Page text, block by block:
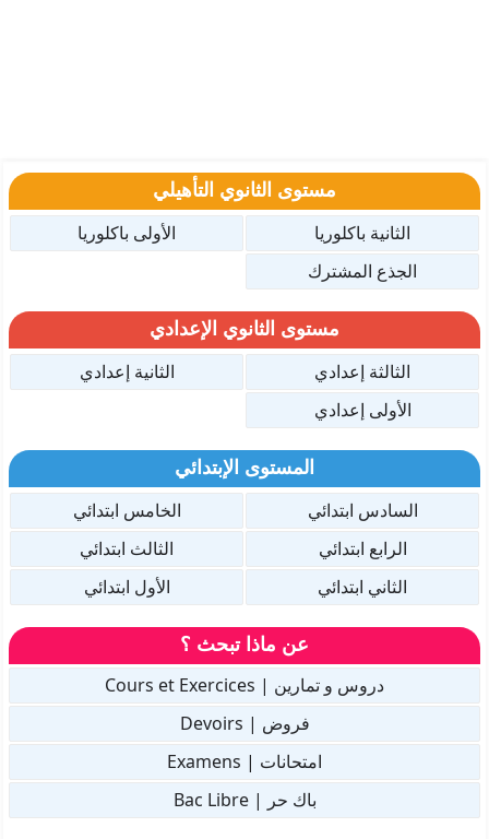
مستوى الثانوي التأهيلي
الثانية باكلوريا
الأولى باكلوريا
الجذع المشترك
مستوى الثانوي الإعدادي
الثالثة إعدادي
الثانية إعدادي
الأولى إعدادي
المستوى الإبتدائي
السادس ابتدائي
الخامس ابتدائي
الرابع ابتدائي
الثالث ابتدائي
الثاني ابتدائي
الأول ابتدائي
عن ماذا تبحث ؟
دروس و تمارين | Cours et Exercices
فروض | Devoirs
امتحانات | Examens
باك حر | Bac Libre